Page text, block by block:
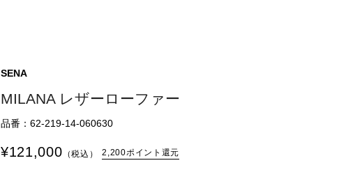
SENA
MILANA レザーローファー
品番：62-219-14-060630
¥121,000 （税込） 2,200ポイント還元